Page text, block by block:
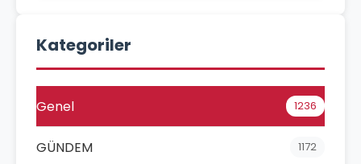
Kategoriler
Genel 1236
GÜNDEM 1172